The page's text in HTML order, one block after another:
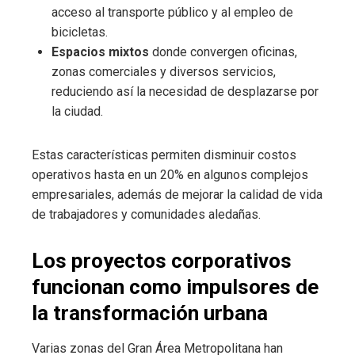
acceso al transporte público y al empleo de
bicicletas.
Espacios mixtos donde convergen oficinas,
zonas comerciales y diversos servicios,
reduciendo así la necesidad de desplazarse por
la ciudad.
Estas características permiten disminuir costos
operativos hasta en un 20% en algunos complejos
empresariales, además de mejorar la calidad de vida
de trabajadores y comunidades aledañas.
Los proyectos corporativos
funcionan como impulsores de
la transformación urbana
Varias zonas del Gran Área Metropolitana han